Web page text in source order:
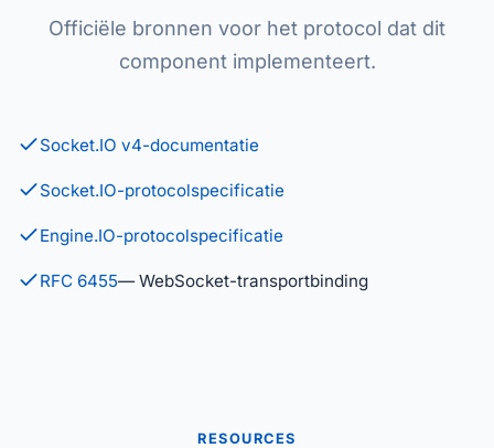
Officiële bronnen voor het protocol dat dit
component implementeert.
Socket.IO v4-documentatie
Socket.IO-protocolspecificatie
Engine.IO-protocolspecificatie
RFC 6455— WebSocket-transportbinding
RESOURCES